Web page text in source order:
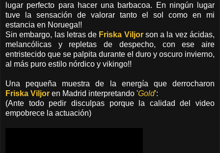
lugar perfecto para hacer una barbacoa. En ningún lugar
tuve la sensación de valorar tanto el sol como en mi
estancia en Noruega!!
Sin embargo, las letras de Friska Viljorson a la vez ácidas,
melancólicas y repletas de despecho, con ese aire
entristecido que se palpita durante el duro y oscuro invierno,
al más puro estilo nórdico y vikingo!!
Una pequeña muestra de la energía que derrocharon
Friska Viljor en Madrid interpretando 'Gold':
(Ante todo pedir disculpas porque la calidad del video
empobrece la actuación)